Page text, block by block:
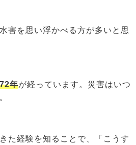
害を思い浮かべる方が多いと思
年が経っています。災害はいつ
た経験を知ることで、「こうす